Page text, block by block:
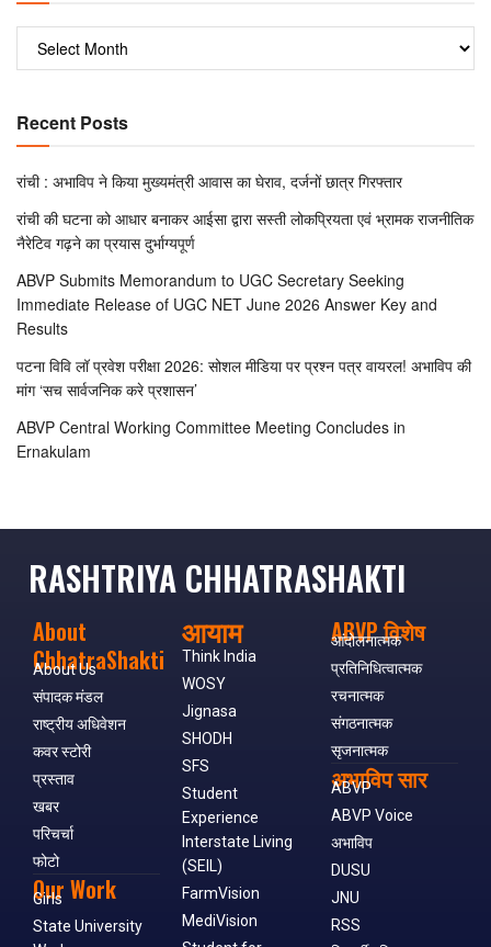
Recent Posts
रांची : अभाविप ने किया मुख्यमंत्री आवास का घेराव, दर्जनों छात्र गिरफ्तार
रांची की घटना को आधार बनाकर आईसा द्वारा सस्ती लोकप्रियता एवं भ्रामक राजनीतिक
नैरेटिव गढ़ने का प्रयास दुर्भाग्यपूर्ण
ABVP Submits Memorandum to UGC Secretary Seeking
Immediate Release of UGC NET June 2026 Answer Key and
Results
पटना विवि लॉ प्रवेश परीक्षा 2026: सोशल मीडिया पर प्रश्न पत्र वायरल! अभाविप की
मांग ‘सच सार्वजनिक करे प्रशासन’
ABVP Central Working Committee Meeting Concludes in
Ernakulam
RASHTRIYA CHHATRASHAKTI
About
ChhatraShakti
About Us
संपादक मंडल
राष्ट्रीय अधिवेशन
कवर स्टोरी
प्रस्ताव
खबर
परिचर्चा
फोटो
Our Work
Girls
State University
आयाम
Think India
WOSY
Jignasa
SHODH
SFS
Student
Experience
Interstate Living
(SEIL)
FarmVision
MediVision
ABVP विशेष
आंदोलनात्मक
प्रतिनिधित्वात्मक
रचनात्मक
संगठनात्मक
सृजनात्मक
अभाविप सार
ABVP
ABVP Voice
अभाविप
DUSU
JNU
RSS